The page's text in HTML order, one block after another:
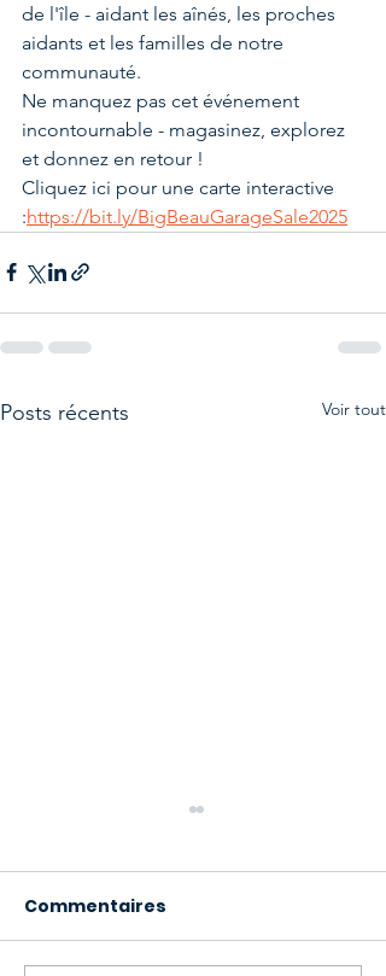
de l'île - aidant les aînés, les proches
aidants et les familles de notre
communauté.
Ne manquez pas cet événement
incontournable - magasinez, explorez
et donnez en retour !
Cliquez ici pour une carte interactive
:https://bit.ly/BigBeauGarageSale2025
Posts récents Voir tout
Commentaires